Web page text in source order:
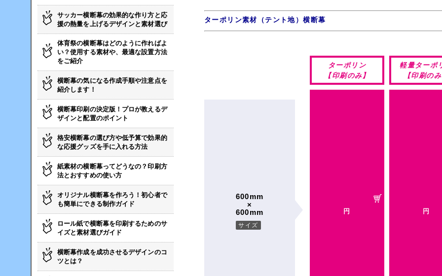
ターポリン素材（テント地）横断幕
ターポリン
【印刷のみ】
軽量ターポ
【印刷の
600mm
×
600mm
サイズ
円 円
サッカー横断幕の効果的な作り方と応
援の熱量を上げるデザインと素材選び
体育祭の横断幕はどのように作ればよ
い？使用する素材や、最適な設置方法
をご紹介
横断幕の気になる作成手順や注意点を
紹介します！
横断幕印刷の決定版！プロが教えるデ
ザインと配置のポイント
格安横断幕の選び方や低予算で効果的
な応援グッズを手に入れる方法
紙素材の横断幕ってどうなの？印刷方
法とおすすめの使い方
オリジナル横断幕を作ろう！初心者で
も簡単にできる制作ガイド
ロール紙で横断幕を印刷するためのサ
イズと素材選びガイド
横断幕作成を成功させるデザインのコ
ツとは？